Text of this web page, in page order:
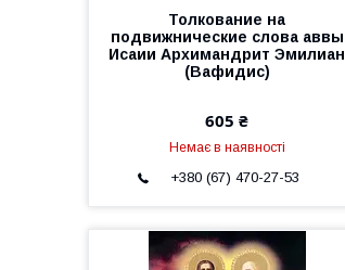
Толкование на
подвижнические слова аввы
Исаии Архимандрит Эмилиан
(Вафидис)
605 ₴
Немає в наявності
+380 (67) 470-27-53